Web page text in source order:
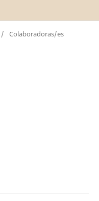
/ Colaboradoras/es